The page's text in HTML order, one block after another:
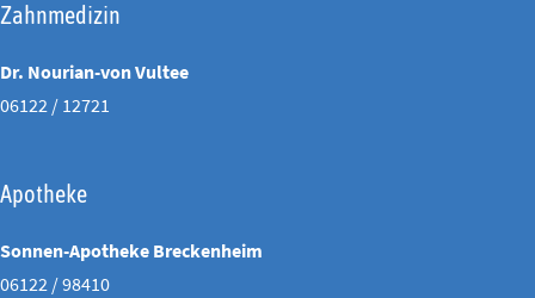
Zahnmedizin
Dr. Nourian-von Vultee
06122 / 12721
Apotheke
Sonnen-Apotheke Breckenheim
06122 / 98410